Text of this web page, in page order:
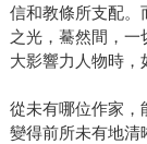
信和教條所支配。
之光，驀然間，
大影響力人物時，
從未有哪位作家，
變得前所未有地清